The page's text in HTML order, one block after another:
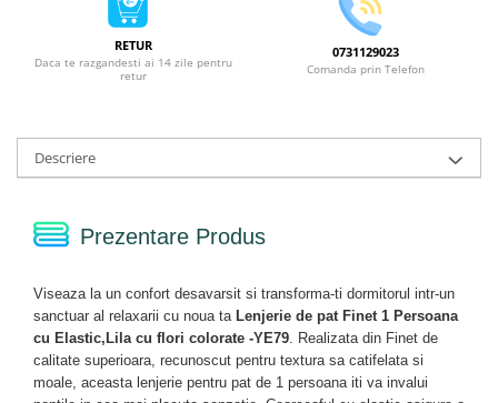
RETUR
Daca te razgandesti ai 14 zile pentru
retur
0731129023
Comanda prin Telefon
Descriere
Prezentare Produs
Viseaza la un confort desavarsit si transforma-ti dormitorul intr-un
sanctuar al relaxarii cu noua ta Lenjerie de pat Finet 1 Persoana
cu Elastic,Lila cu flori colorate -YE79 . Realizata din Finet de
calitate superioara, recunoscut pentru textura sa catifelata si
moale, aceasta lenjerie pentru pat de 1 persoana iti va invalui